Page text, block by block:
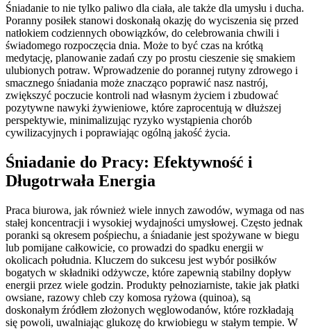
Śniadanie to nie tylko paliwo dla ciała, ale także dla umysłu i ducha.
Poranny posiłek stanowi doskonałą okazję do wyciszenia się przed
natłokiem codziennych obowiązków, do celebrowania chwili i
świadomego rozpoczęcia dnia. Może to być czas na krótką
medytację, planowanie zadań czy po prostu cieszenie się smakiem
ulubionych potraw. Wprowadzenie do porannej rutyny zdrowego i
smacznego śniadania może znacząco poprawić nasz nastrój,
zwiększyć poczucie kontroli nad własnym życiem i zbudować
pozytywne nawyki żywieniowe, które zaprocentują w dłuższej
perspektywie, minimalizując ryzyko wystąpienia chorób
cywilizacyjnych i poprawiając ogólną jakość życia.
Śniadanie do Pracy: Efektywność i
Długotrwała Energia
Praca biurowa, jak również wiele innych zawodów, wymaga od nas
stałej koncentracji i wysokiej wydajności umysłowej. Często jednak
poranki są okresem pośpiechu, a śniadanie jest spożywane w biegu
lub pomijane całkowicie, co prowadzi do spadku energii w
okolicach południa. Kluczem do sukcesu jest wybór posiłków
bogatych w składniki odżywcze, które zapewnią stabilny dopływ
energii przez wiele godzin. Produkty pełnoziarniste, takie jak płatki
owsiane, razowy chleb czy komosa ryżowa (quinoa), są
doskonałym źródłem złożonych węglowodanów, które rozkładają
się powoli, uwalniając glukozę do krwiobiegu w stałym tempie. W